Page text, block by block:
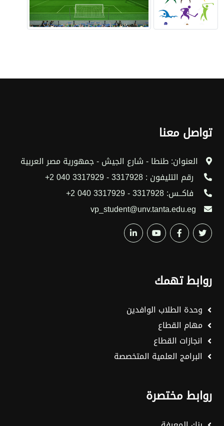
تواصل معنا
العنوان: طنطا - شارع الجيش - جمهورية مصر العربية
رقم التليفون : 3317928 - 3317929 040 2+
فاكــس: 3317928 - 3317929 040 2+
vp_student@unv.tanta.edu.eg
روابط تهمك
وحدة الطلاب الوافدين
مهام القطاع
انجازات القطاع
البرامج العلمية المتخصصة
روابط مختصرة